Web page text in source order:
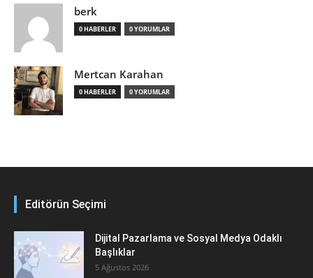
berk
0 HABERLER 0 YORUMLAR
Mertcan Karahan
0 HABERLER 0 YORUMLAR
Editörün Seçimi
Dijital Pazarlama ve Sosyal Medya Odaklı
Başlıklar
5 Ağustos 2026